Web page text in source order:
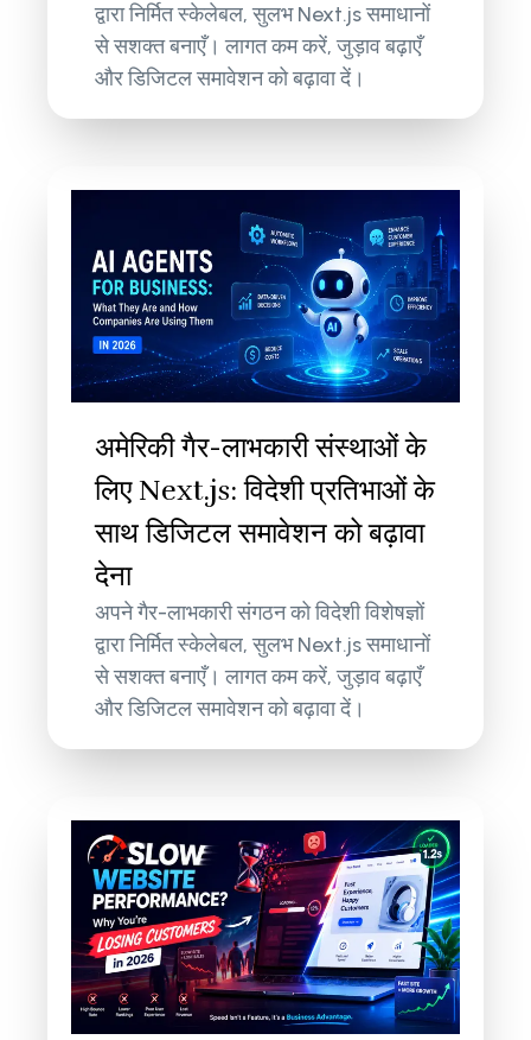
द्वारा निर्मित स्केलेबल, सुलभ Next.js समाधानों
से सशक्त बनाएँ। लागत कम करें, जुड़ाव बढ़ाएँ
और डिजिटल समावेशन को बढ़ावा दें।
अमेरिकी गैर-लाभकारी संस्थाओं के
लिए Next.js: विदेशी प्रतिभाओं के
साथ डिजिटल समावेशन को बढ़ावा
देना
अपने गैर-लाभकारी संगठन को विदेशी विशेषज्ञों
द्वारा निर्मित स्केलेबल, सुलभ Next.js समाधानों
से सशक्त बनाएँ। लागत कम करें, जुड़ाव बढ़ाएँ
और डिजिटल समावेशन को बढ़ावा दें।